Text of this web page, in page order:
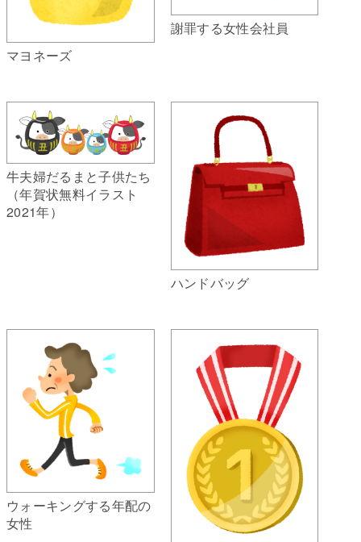
マヨネーズ
謝罪する女性会社員
牛夫婦だるまと子供たち
（年賀状無料イラスト
2021年）
ハンドバッグ
ウォーキングする年配の
女性